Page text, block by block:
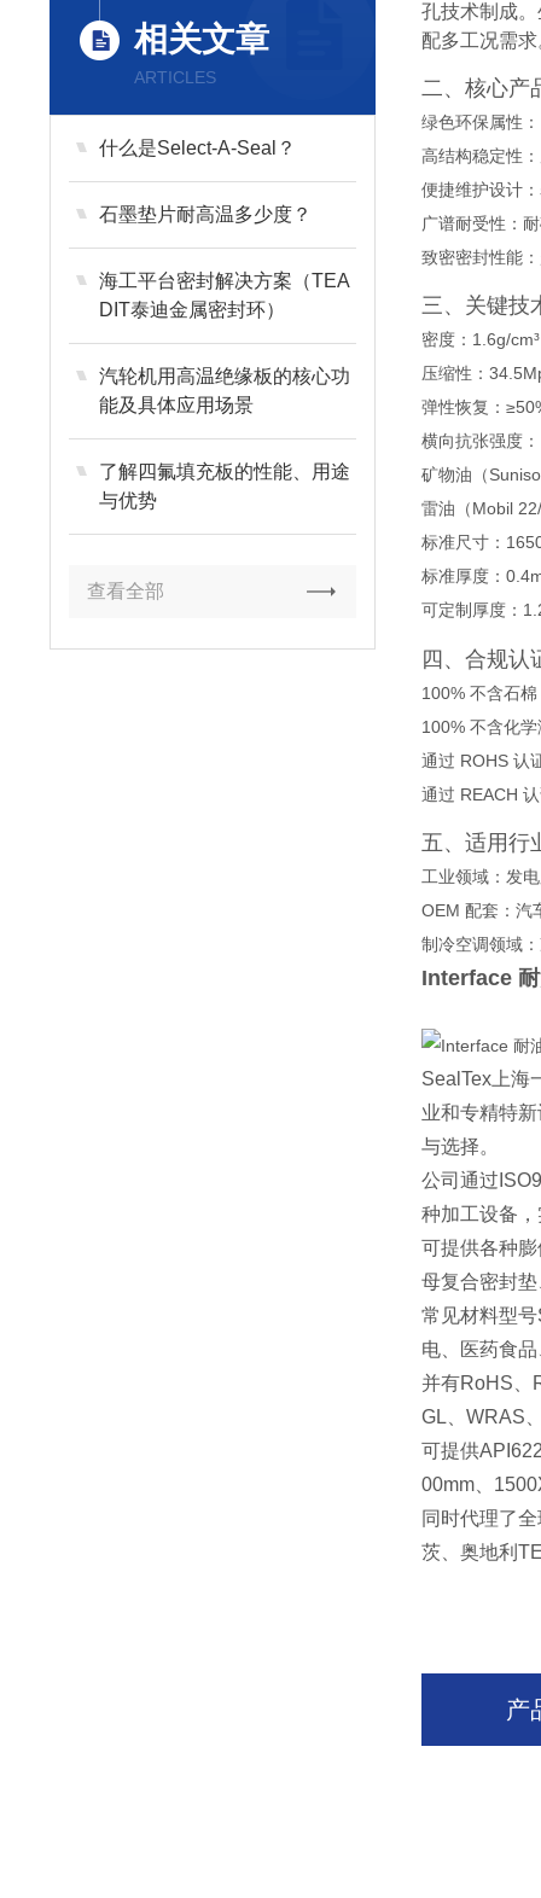
相关文章
ARTICLES
什么是Select-A-Seal？
石墨垫片耐高温多少度？
海工平台密封解决方案（TEA
DIT泰迪金属密封环）
汽轮机用高温绝缘板的核心功
能及具体应用场景
了解四氟填充板的性能、用途
与优势
查看全部
孔技术制成
配多工况需
二、核心产
绿色环保属性
高结构稳定性
便捷维护设计
广谱耐受性：
致密密封性能
三、关键技
密度：1.6g/cm³
压缩性：
弹性恢复：
横向抗张强度
矿物油（
雷油（Mobil
标准尺寸：
标准厚度：
可定制厚度：
四、合规认
100% 不含石棉
100% 不含化
通过 ROHS 认
通过 REACH
五、适用行
工业领域：发
OEM 配套：汽
制冷空调领域
Interface
SealTex 上
业和专精特
与选择。
公司通过
种加工设备
可提供各种
母复合密封
常见材料型号
电、医药食
并有RoHS
GL 、WRAS
可提供
00mm
同时代理了
茨、奥地利
产